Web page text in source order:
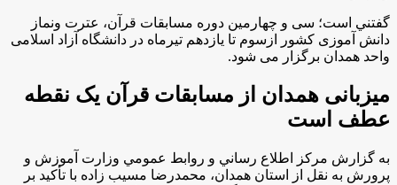
گفتني است؛ سی و چهارمین دوره مسابقات قرآن، عترت ونماز
دانش آموزی کشور ازسوم تا یازدهم تیرماه در دانشگاه آزاد اسلامی
واحد همدان برگزار می شود.
میزبانی همدان از مسابقات قرآن یک نقطه
عطف است
به گزارش مركز اطلاع رساني و روابط عمومي وزارت آموزش و
پرورش به نقل از استان همدان، محمدرضا مسیب زاده با تأکید بر